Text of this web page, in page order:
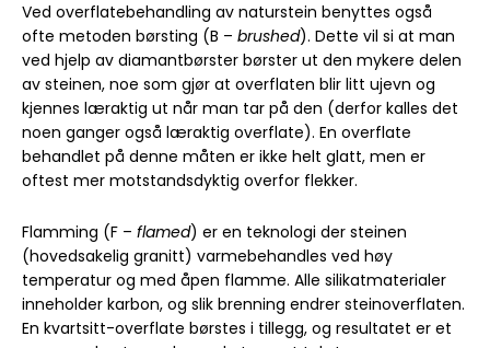
Ved overflatebehandling av naturstein benyttes også
ofte metoden børsting (B – brushed). Dette vil si at man
ved hjelp av diamantbørster børster ut den mykere delen
av steinen, noe som gjør at overflaten blir litt ujevn og
kjennes læraktig ut når man tar på den (derfor kalles det
noen ganger også læraktig overflate). En overflate
behandlet på denne måten er ikke helt glatt, men er
oftest mer motstandsdyktig overfor flekker.
Flamming (F – flamed) er en teknologi der steinen
(hovedsakelig granitt) varmebehandles ved høy
temperatur og med åpen flamme. Alle silikatmaterialer
inneholder karbon, og slik brenning endrer steinoverflaten.
En kvartsitt-overflate børstes i tillegg, og resultatet er et